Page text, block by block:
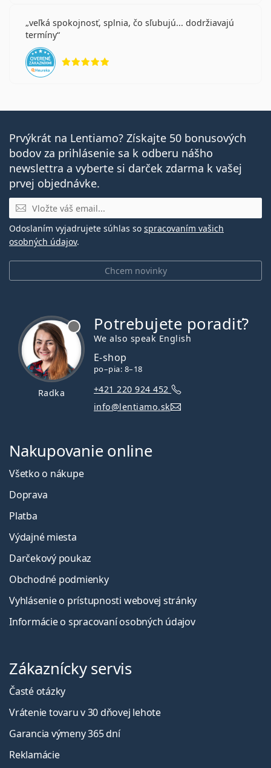
veľká spokojnosť, splnia, čo sľubujú... dodržiavajú
termíny
Prvýkrát na Lentiamo? Získajte 50 bonusových
bodov za prihlásenie sa k odberu nášho
newslettra a vyberte si darček zdarma k vašej
prvej objednávke.
E-mail
Chcem novinky
Odoslaním vyjadrujete súhlas so spracovaním vašich
osobných údajov.
Radka
Potrebujete poradiť?
We also speak English
E-shop
po–pia: 8–18
+421 220 924 452
info@lentiamo.sk
Nakupovanie online
Všetko o nákupe
Doprava
Platba
Výdajné miesta
Darčekový poukaz
Obchodné podmienky
Vyhlásenie o prístupnosti webovej stránky
Informácie o spracovaní osobných údajov
Zákaznícky servis
Časté otázky
Vrátenie tovaru v 30 dňovej lehote
Garancia výmeny 365 dní
Reklamácie